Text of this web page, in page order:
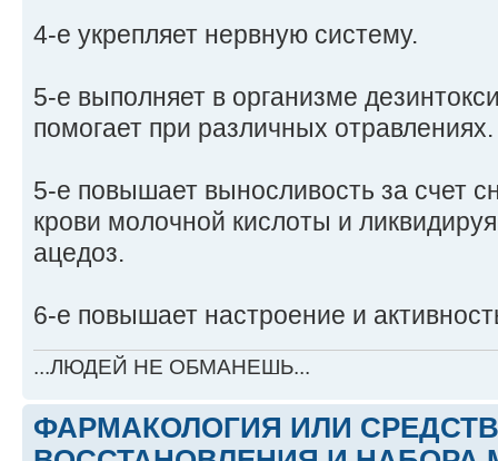
4-е укрепляет нервную систему.
5-е выполняет в организме
помогает при различных отравлениях.
5-е повышает выносливость за счет
крови молочной кислоты и
ацедоз.
6-е повышает настроение и
...ЛЮДЕЙ НЕ ОБМАНЕШЬ...
ФАРМАКОЛОГИЯ ИЛИ